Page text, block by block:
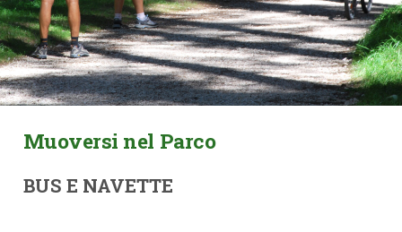
Muoversi nel Parco
BUS E NAVETTE